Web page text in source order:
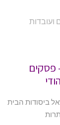
– פסקים
ישראל ביסודות הבית